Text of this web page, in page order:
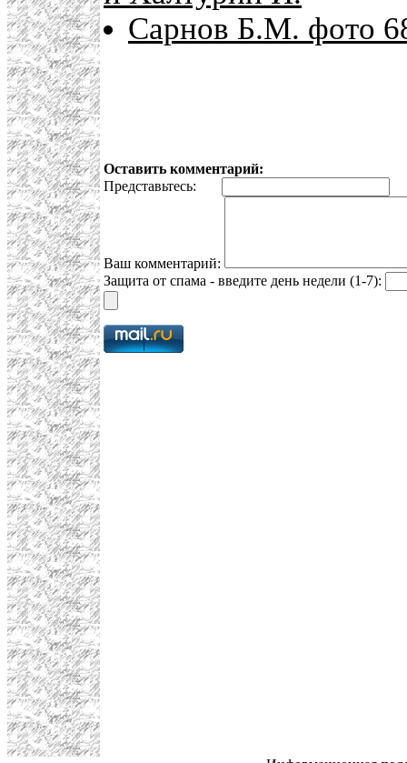
Сарнов Б.М. фото
Оставить комментарий:
Представьтесь:
Ваш комментарий:
Защита от спама - введите день недели (1-7):